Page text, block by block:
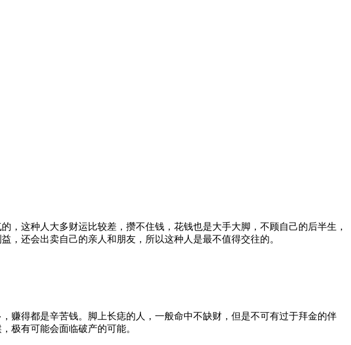
这种人大多财运比较差，攒不住钱，花钱也是大手大脚，不顾自己的后半生，
，还会出卖自己的亲人和朋友，所以这种人是最不值得交往的。
赚得都是辛苦钱。脚上长痣的人，一般命中不缺财，但是不可有过于拜金的伴
极有可能会面临破产的可能。